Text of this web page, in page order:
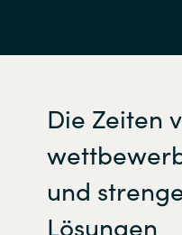
Die Zeiten
und
Lösungen